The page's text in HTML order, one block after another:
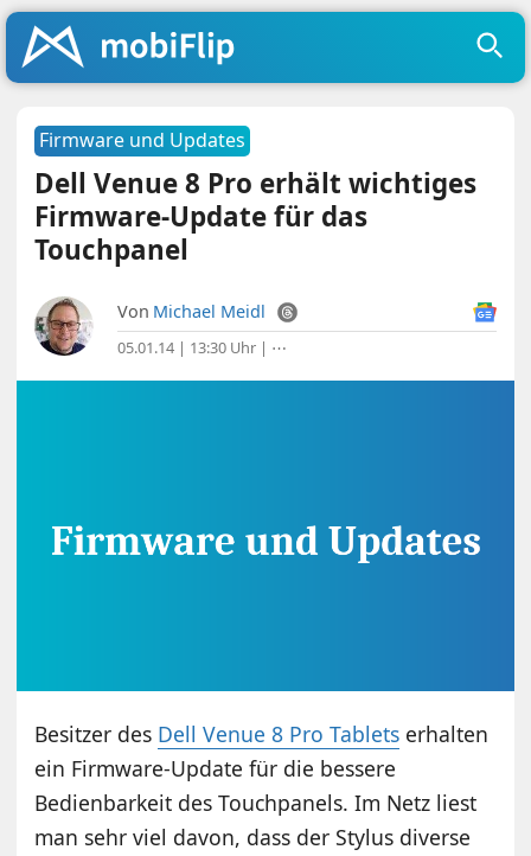
Firmware und Updates
Dell Venue 8 Pro erhält wichtiges
Firmware-Update für das
Touchpanel
Von Michael Meidl
05.01.14 | 13:30 Uhr | ⋯
Besitzer des Dell Venue 8 Pro Tablets erhalten
ein Firmware-Update für die bessere
Bedienbarkeit des Touchpanels. Im Netz liest
man sehr viel davon, dass der Stylus diverse